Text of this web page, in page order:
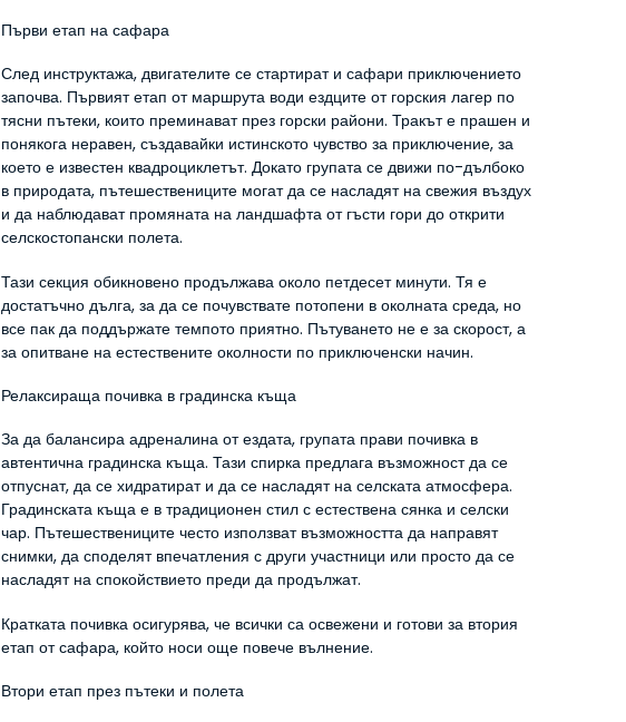
Първи етап на сафара
След инструктажа, двигателите се стартират и сафари приключението
започва. Първият етап от маршрута води ездците от горския лагер по
тясни пътеки, които преминават през горски райони. Тракът е прашен и
понякога неравен, създавайки истинското чувство за приключение, за
което е известен квадроциклетът. Докато групата се движи по-дълбоко
в природата, пътешествениците могат да се насладят на свежия въздух
и да наблюдават промяната на ландшафта от гъсти гори до открити
селскостопански полета.
Тази секция обикновено продължава около петдесет минути. Тя е
достатъчно дълга, за да се почувствате потопени в околната среда, но
все пак да поддържате темпото приятно. Пътуването не е за скорост, а
за опитване на естествените околности по приключенски начин.
Релаксираща почивка в градинска къща
За да балансира адреналина от ездата, групата прави почивка в
автентична градинска къща. Тази спирка предлага възможност да се
отпуснат, да се хидратират и да се насладят на селската атмосфера.
Градинската къща е в традиционен стил с естествена сянка и селски
чар. Пътешествениците често използват възможността да направят
снимки, да споделят впечатления с други участници или просто да се
насладят на спокойствието преди да продължат.
Кратката почивка осигурява, че всички са освежени и готови за втория
етап от сафара, който носи още повече вълнение.
Втори етап през пътеки и полета